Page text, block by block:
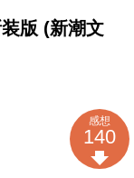
版 (新潮文
感想
140